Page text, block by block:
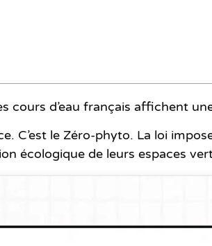
cours d’eau français affichent
C’est le Zéro-phyto. La loi
écologique de leurs espaces